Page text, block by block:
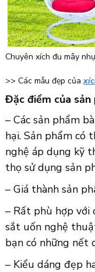
Chuyên xích đu mây
>> Các mẫu đẹp của
Đặc điểm của
– Các sản phẩm
hại. Sản phẩm có
nghệ áp dụng kỹ
thọ sử dụng sản
– Giá thành sản
– Rất phù hợp với
sắt uốn nghệ
bạn có những nết
– Kiểu dáng đẹp